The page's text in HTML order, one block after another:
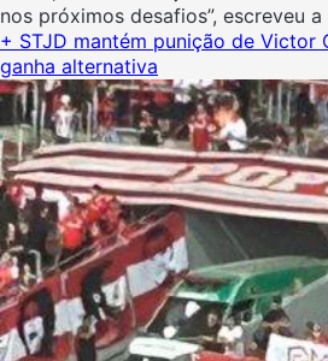
nos próximos desafios”, escreveu
+ STJD mantém punição de Victor
ganha alternativa